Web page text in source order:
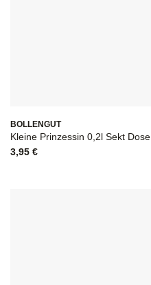
BOLLENGUT
Kleine Prinzessin 0,2l Sekt Dose
3,95 €